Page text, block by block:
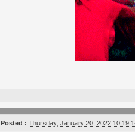
Posted : Thursday, January 20, 2022